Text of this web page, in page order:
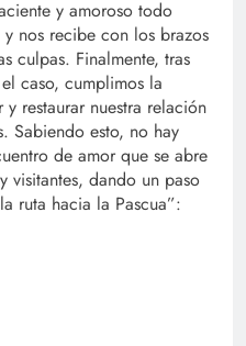
y amoroso todo
nos recibe con los brazos
culpas. Finalmente, tras
caso, cumplimos la
restaurar nuestra relación
Sabiendo esto, no hay
de amor que se abre
visitantes, dando un paso
ruta hacia la Pascua”: